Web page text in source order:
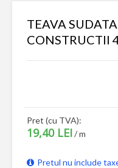
TEAVA
CONSTRUCTII
Pret (cu TVA):
19,40 LEI/ m
Pretul nu include